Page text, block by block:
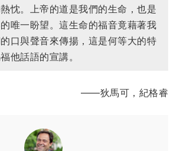
忱。上帝的道是我們的生命，也是
唯一盼望。這生命的福音竟藉著我
口與聲音來傳揚，這是何等大的特
他話語的宣講。
——狄馬可，紀格睿